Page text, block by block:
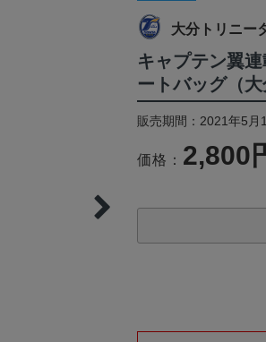
大分トリニー
キャプテン翼
ートバッグ（
販売期間：2021年5
価格： 2,800